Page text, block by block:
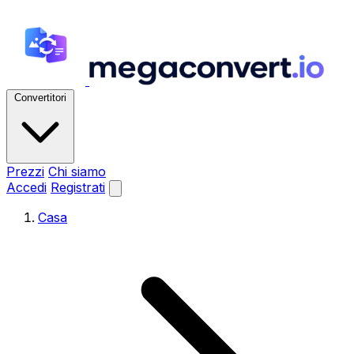
Convertitori
Prezzi Chi siamo
Accedi Registrati
Casa